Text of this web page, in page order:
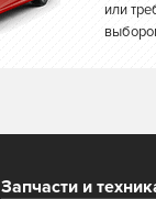
или
Запчасти и